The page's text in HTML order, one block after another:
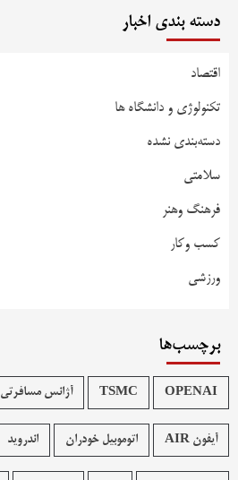
دسته بندی اخبار
اقتصاد
تکنولوژی و دانشگاه ها
دسته‌بندی نشده
سلامتی
فرهنگ وهنر
کسب وکار
ورزشی
برچسب‌ها
OPENAI
TSMC آژانس مسافرتی
آیفون AIR اتوموبیل خودران اندروید